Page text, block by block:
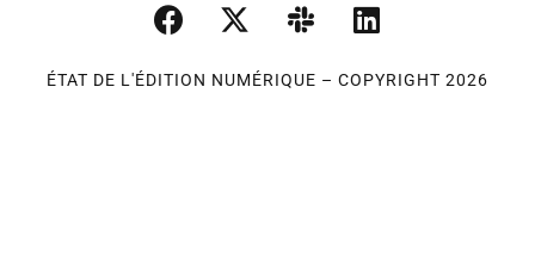
ÉTAT DE L'ÉDITION NUMÉRIQUE – COPYRIGHT 2026